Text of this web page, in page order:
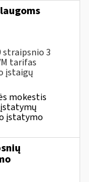
straipsnio 3
tarifas
įstaigų
mokestis
įstatymo